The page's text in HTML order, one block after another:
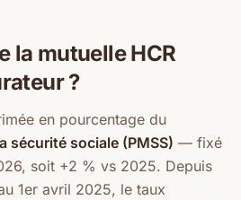
la mutuelle HCR
?
en pourcentage du
sécurité sociale (PMSS) — fixé
soit +2 % vs 2025. Depuis
1er avril 2025, le taux